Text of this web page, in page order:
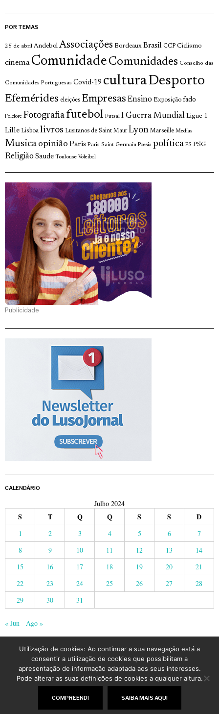
POR TEMAS
25 de abril Andebol Associações Bordeaux Brasil CCP Ciclismo
cinema Comunidade Comunidades Conselho das
Comunidades Portuguesas Covid-19 culturaDesporto
Efemérides eleições Empresas Ensino Exposição fado
Folclore Fotografia futebol Futsal I Guerra Mundial Ligue 1
Lille Lisboa livros Lusitanos de Saint Maur Lyon Marseille Medias
Musica opinião Paris Paris Saint Germain Poesia política PS PSG
Religião Saude Toulouse Voleibol
Publicidade
CALENDÁRIO
Julho 2024
S T Q Q S S D
1 2 3 4 5 6
7
8
9 10 11 12 13
14
15
16 17 18 19 20
21
22
23 24 25 26 27
28
29
30 31
« Jun Ago »
©2026LusoJornal | Todos os direitos reservados
Utilização de cookies: Ao continuar a sua navegação está a
consentir a utilização de cookies que possibilitam a
apresentação de informação adaptada aos seus interesses.
Pode alterar as suas definições de cookies a qualquer altura.
COMPREENDI SAIBA MAIS AQUI